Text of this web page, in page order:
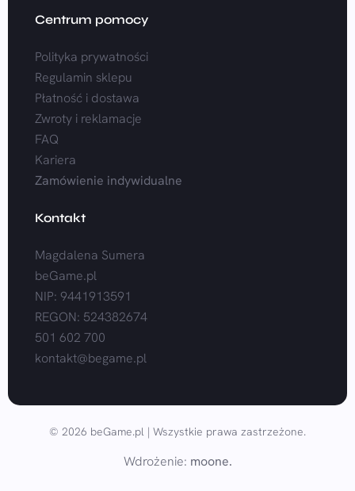
Centrum pomocy
Polityka prywatności
Regulamin sklepu
Płatność i dostawa
Zwroty i reklamacje
FAQ
Kariera
Zamówienie indywidualne
Kontakt
Magdalena Sumera
beGame.pl
NIP: 9441913591
REGON: 524382674
501 602 700
kontakt@begame.pl
© 2026 beGame.pl | Wszystkie prawa zastrzeżone.
Wdrożenie: moone.